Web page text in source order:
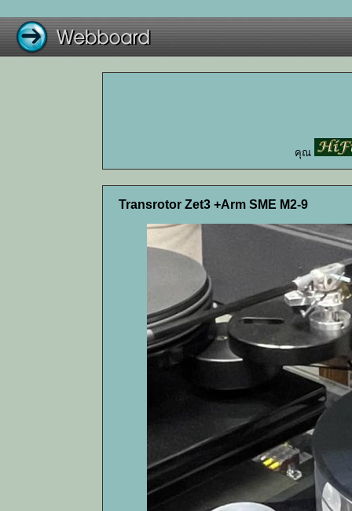
คุณ
Transrotor Zet3 +Arm SME M2-9